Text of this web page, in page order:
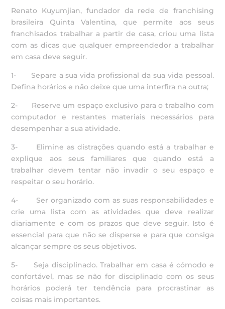
Renato Kuyumjian, fundador da rede de franchising
brasileira Quinta Valentina, que permite aos seus
franchisados trabalhar a partir de casa, criou uma lista
com as dicas que qualquer empreendedor a trabalhar
em casa deve seguir.
1- Separe a sua vida profissional da sua vida pessoal.
Defina horários e não deixe que uma interfira na outra;
2- Reserve um espaço exclusivo para o trabalho com
computador e restantes materiais necessários para
desempenhar a sua atividade.
3- Elimine as distrações quando está a trabalhar e
explique aos seus familiares que quando está a
trabalhar devem tentar não invadir o seu espaço e
respeitar o seu horário.
4- Ser organizado com as suas responsabilidades e
crie uma lista com as atividades que deve realizar
diariamente e com os prazos que deve seguir. Isto é
essencial para que não se disperse e para que consiga
alcançar sempre os seus objetivos.
5- Seja disciplinado. Trabalhar em casa é cómodo e
confortável, mas se não for disciplinado com os seus
horários poderá ter tendência para procrastinar as
coisas mais importantes.